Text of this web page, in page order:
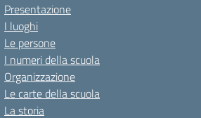
Presentazione
I luoghi
Le persone
I numeri della scuola
Organizzazione
Le carte della scuola
La storia